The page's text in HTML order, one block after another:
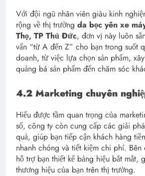
Với đội ngũ nhân viên giàu kinh
rộng về thị trường da bọc yên xe
Thọ, TP Thủ Đức, đơn vị này luôn
vấn “từ A đến Z” cho bạn trong suốt
doanh, từ việc lựa chọn sản phẩm,
quảng bá sản phẩm đến chăm sóc
4.2 Marketing chuyên
Hiểu được tầm quan trọng của
số, công ty còn cung cấp các giải
quả, giúp bạn tiếp cận khách hàng
nhanh chóng và tiết kiệm chi phí.
hỗ trợ bạn thiết kế bảng hiệu bắt mắt,
thương hiệu của bạn trên thị trường.